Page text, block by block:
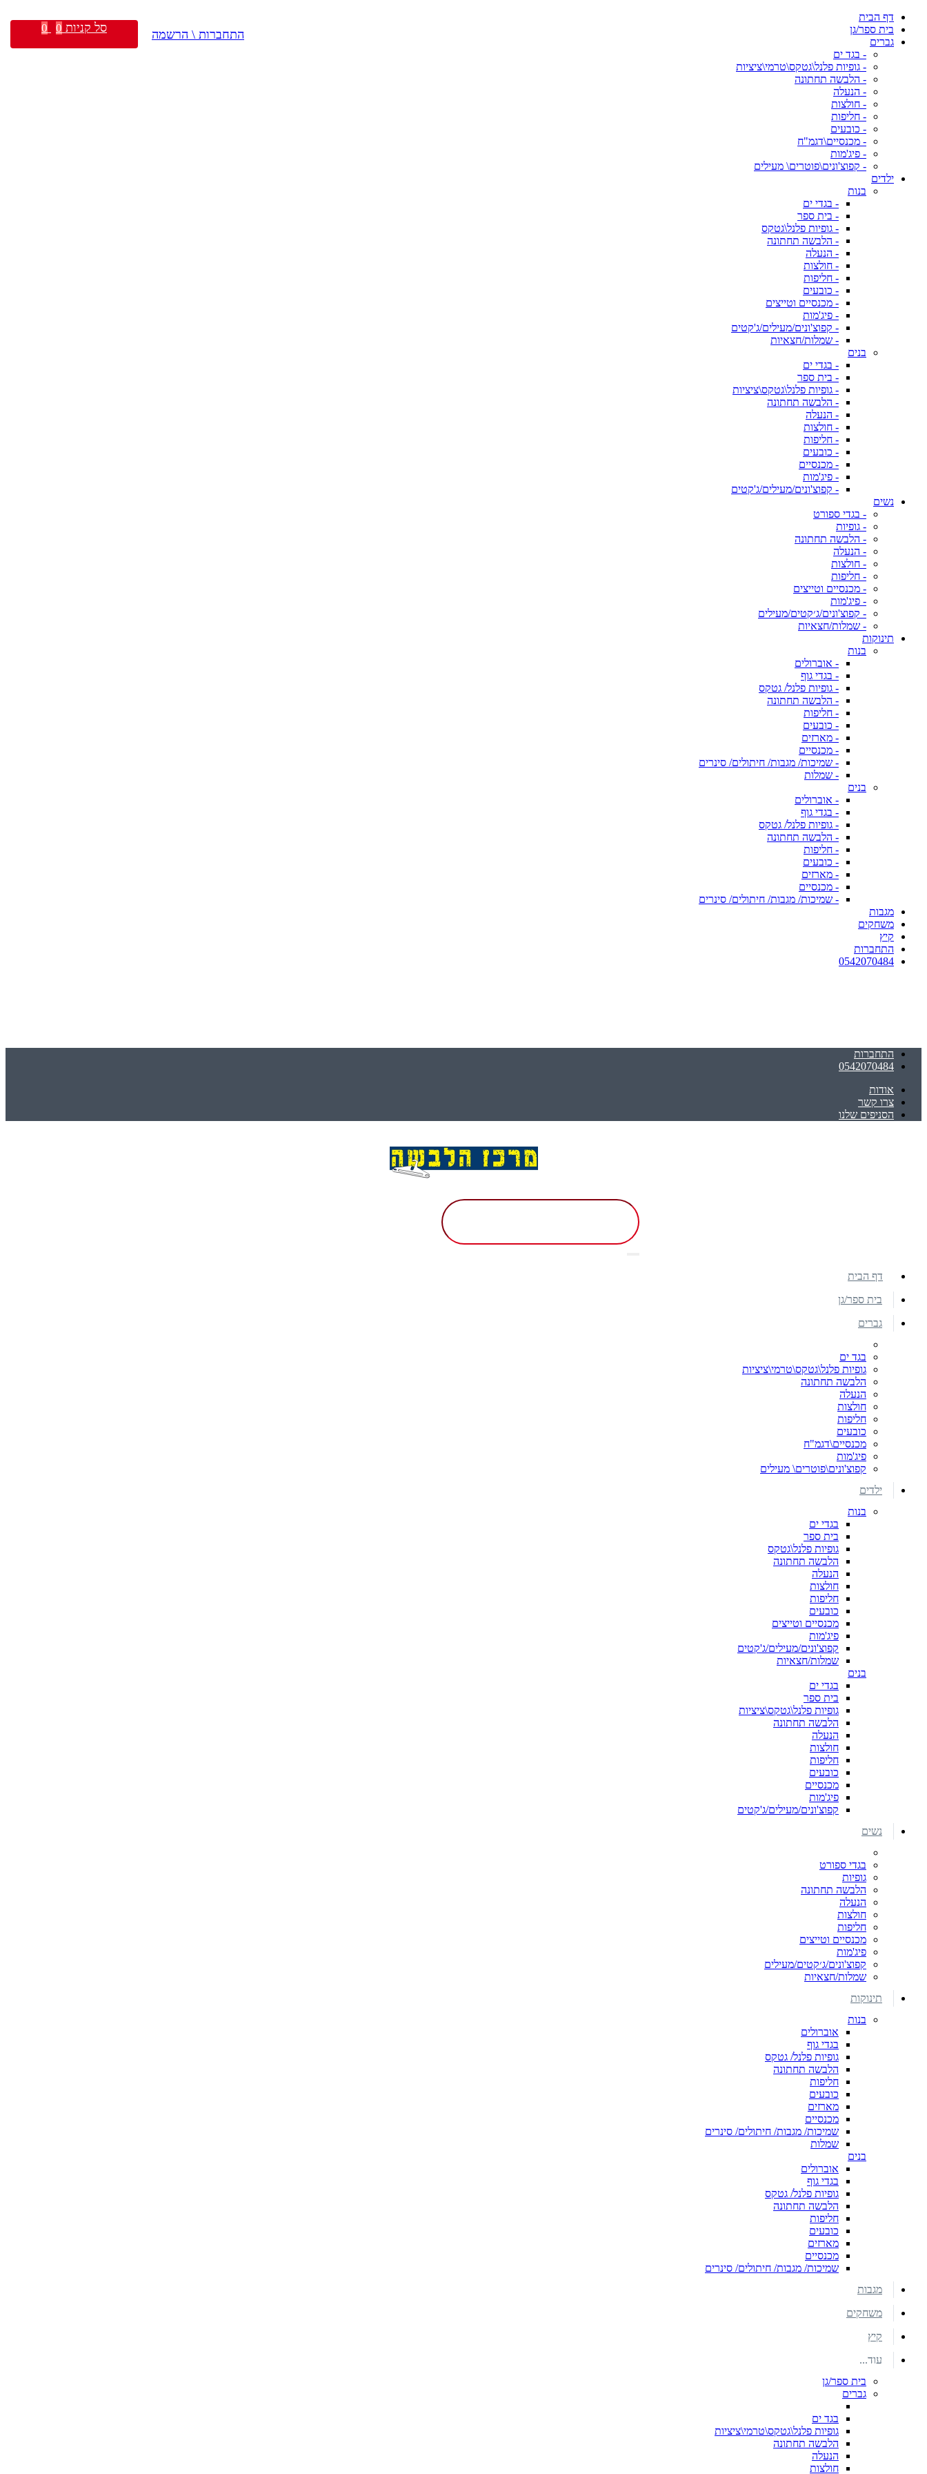
דף הבית
בית ספר/גן
גברים
- בגד ים
- גופיות פלנל\גטקס\טרמי\ציציות
- הלבשה תחתונה
- הנעלה
- חולצות
- חליפות
- כובעים
- מכנסיים\דגמ"ח
- פיג'מות
- קפוצ'ונים\פוטרים\ מעילים
ילדים
בנות
- בגדי ים
- בית ספר
- גופיות פלנל\גטקס
- הלבשה תחתונה
- הנעלה
- חולצות
- חליפות
- כובעים
- מכנסיים וטייצים
- פיג'מות
- קפוצ'ונים/מעילים/ג'קטים
- שמלות/חצאיות
בנים
- בגדי ים
- בית ספר
- גופיות פלנל\גטקס\ציציות
- הלבשה תחתונה
- הנעלה
- חולצות
- חליפות
- כובעים
- מכנסיים
- פיג'מות
- קפוצ'ונים/מעילים/ג'קטים
נשים
- בגדי ספורט
- גופיות
- הלבשה תחתונה
- הנעלה
- חולצות
- חליפות
- מכנסיים וטייצים
- פיג'מות
- קפוצ'ונים/ג׳קטים/מעילים
- שמלות/חצאיות
תינוקות
בנות
- אוברולים
- בגדי גוף
- גופיות פלנל/ גטקס
- הלבשה תחתונה
- חליפות
- כובעים
- מארזים
- מכנסיים
- שמיכות/ מגבות/ חיתולים/ סינרים
- שמלות
בנים
- אוברולים
- בגדי גוף
- גופיות פלנל/ גטקס
- הלבשה תחתונה
- חליפות
- כובעים
- מארזים
- מכנסיים
- שמיכות/ מגבות/ חיתולים/ סינרים
מגבות
משחקים
קיץ
התחברות
0542070484
התחברות
0542070484
אודות
צרו קשר
הסניפים שלנו
התחברות \ הרשמה סל קניות 0
0
דף הבית
בית ספר/גן
גברים
בגד ים
גופיות פלנל\גטקס\טרמי\ציציות
הלבשה תחתונה
הנעלה
חולצות
חליפות
כובעים
מכנסיים\דגמ"ח
פיג'מות
קפוצ'ונים\פוטרים\ מעילים
ילדים
בנות
בגדי ים
בית ספר
גופיות פלנל\גטקס
הלבשה תחתונה
הנעלה
חולצות
חליפות
כובעים
מכנסיים וטייצים
פיג'מות
קפוצ'ונים/מעילים/ג'קטים
שמלות/חצאיות
בנים
בגדי ים
בית ספר
גופיות פלנל\גטקס\ציציות
הלבשה תחתונה
הנעלה
חולצות
חליפות
כובעים
מכנסיים
פיג'מות
קפוצ'ונים/מעילים/ג'קטים
נשים
בגדי ספורט
גופיות
הלבשה תחתונה
הנעלה
חולצות
חליפות
מכנסיים וטייצים
פיג'מות
קפוצ'ונים/ג׳קטים/מעילים
שמלות/חצאיות
תינוקות
בנות
אוברולים
בגדי גוף
גופיות פלנל/ גטקס
הלבשה תחתונה
חליפות
כובעים
מארזים
מכנסיים
שמיכות/ מגבות/ חיתולים/ סינרים
שמלות
בנים
אוברולים
בגדי גוף
גופיות פלנל/ גטקס
הלבשה תחתונה
חליפות
כובעים
מארזים
מכנסיים
שמיכות/ מגבות/ חיתולים/ סינרים
מגבות
משחקים
קיץ
עוד...
בית ספר/גן
גברים
בגד ים
גופיות פלנל\גטקס\טרמי\ציציות
הלבשה תחתונה
הנעלה
חולצות